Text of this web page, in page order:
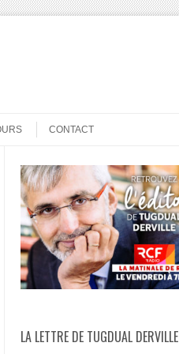
CONTACT
LA LETTRE DE TUGDUAL DERVILLE